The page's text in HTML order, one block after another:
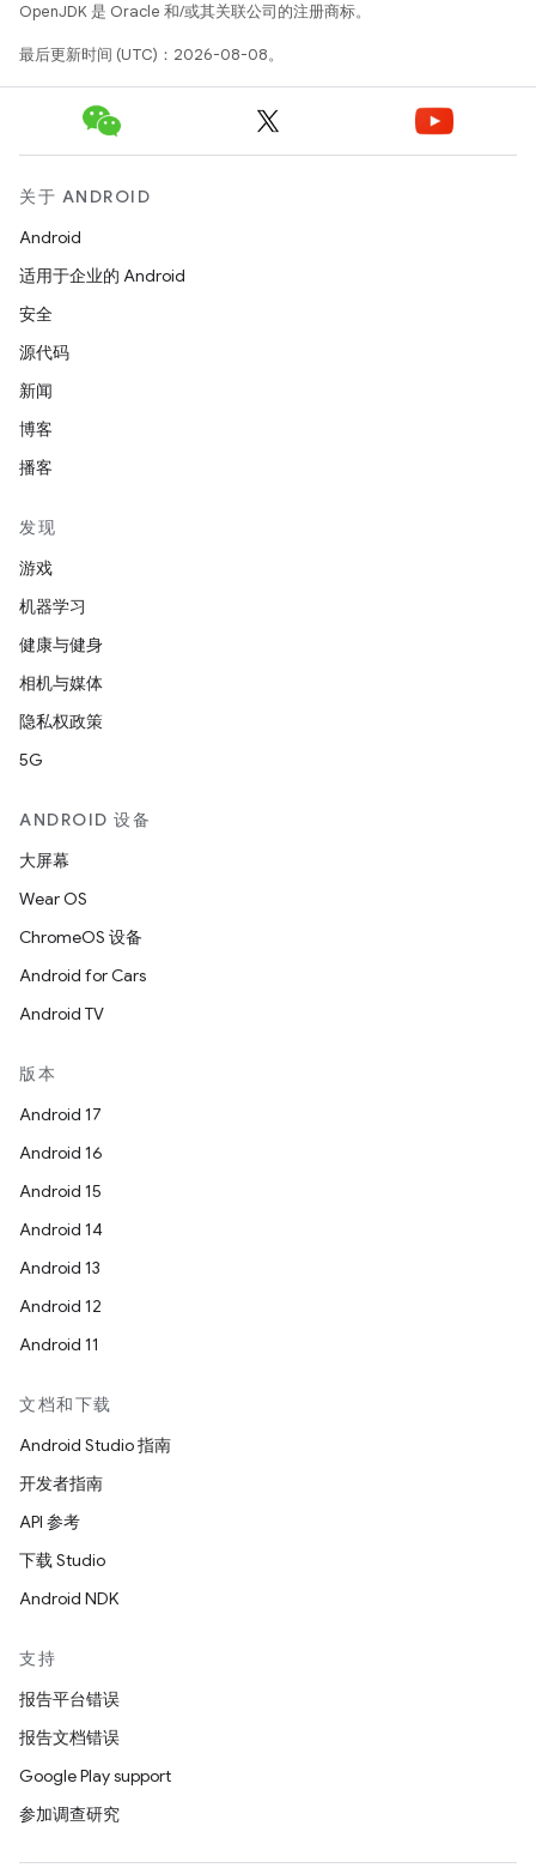
OpenJDK 是 Oracle 和/或其关联公司的注册商标。
最后更新时间 (UTC)：2026-08-08。
关于 ANDROID
Android
适用于企业的 Android
安全
源代码
新闻
博客
播客
发现
游戏
机器学习
健康与健身
相机与媒体
隐私权政策
5G
ANDROID 设备
大屏幕
Wear OS
ChromeOS 设备
Android for Cars
Android TV
版本
Android 17
Android 16
Android 15
Android 14
Android 13
Android 12
Android 11
文档和下载
Android Studio 指南
开发者指南
API 参考
下载 Studio
Android NDK
支持
报告平台错误
报告文档错误
Google Play support
参加调查研究